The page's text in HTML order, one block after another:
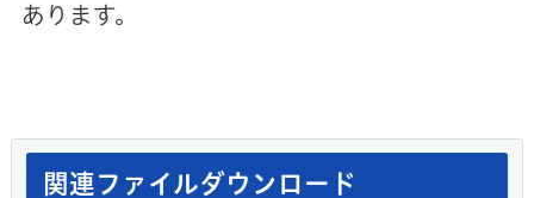
あります。
関連ファイルダウンロード